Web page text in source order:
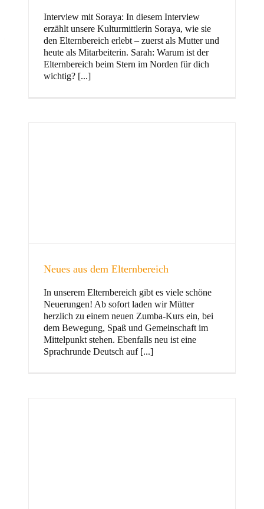
und Familie
Kinder
Interview mit Soraya: In diesem Interview
erzählt unsere Kulturmittlerin Soraya, wie sie
den Elternbereich erlebt – zuerst als Mutter und
heute als Mitarbeiterin. Sarah: Warum ist der
Elternbereich beim Stern im Norden für dich
wichtig? [...]
Neues aus dem Elternbereich
In unserem Elternbereich gibt es viele schöne
Neuerungen! Ab sofort laden wir Mütter
herzlich zu einem neuen Zumba-Kurs ein, bei
dem Bewegung, Spaß und Gemeinschaft im
Mittelpunkt stehen. Ebenfalls neu ist eine
Sprachrunde Deutsch auf [...]